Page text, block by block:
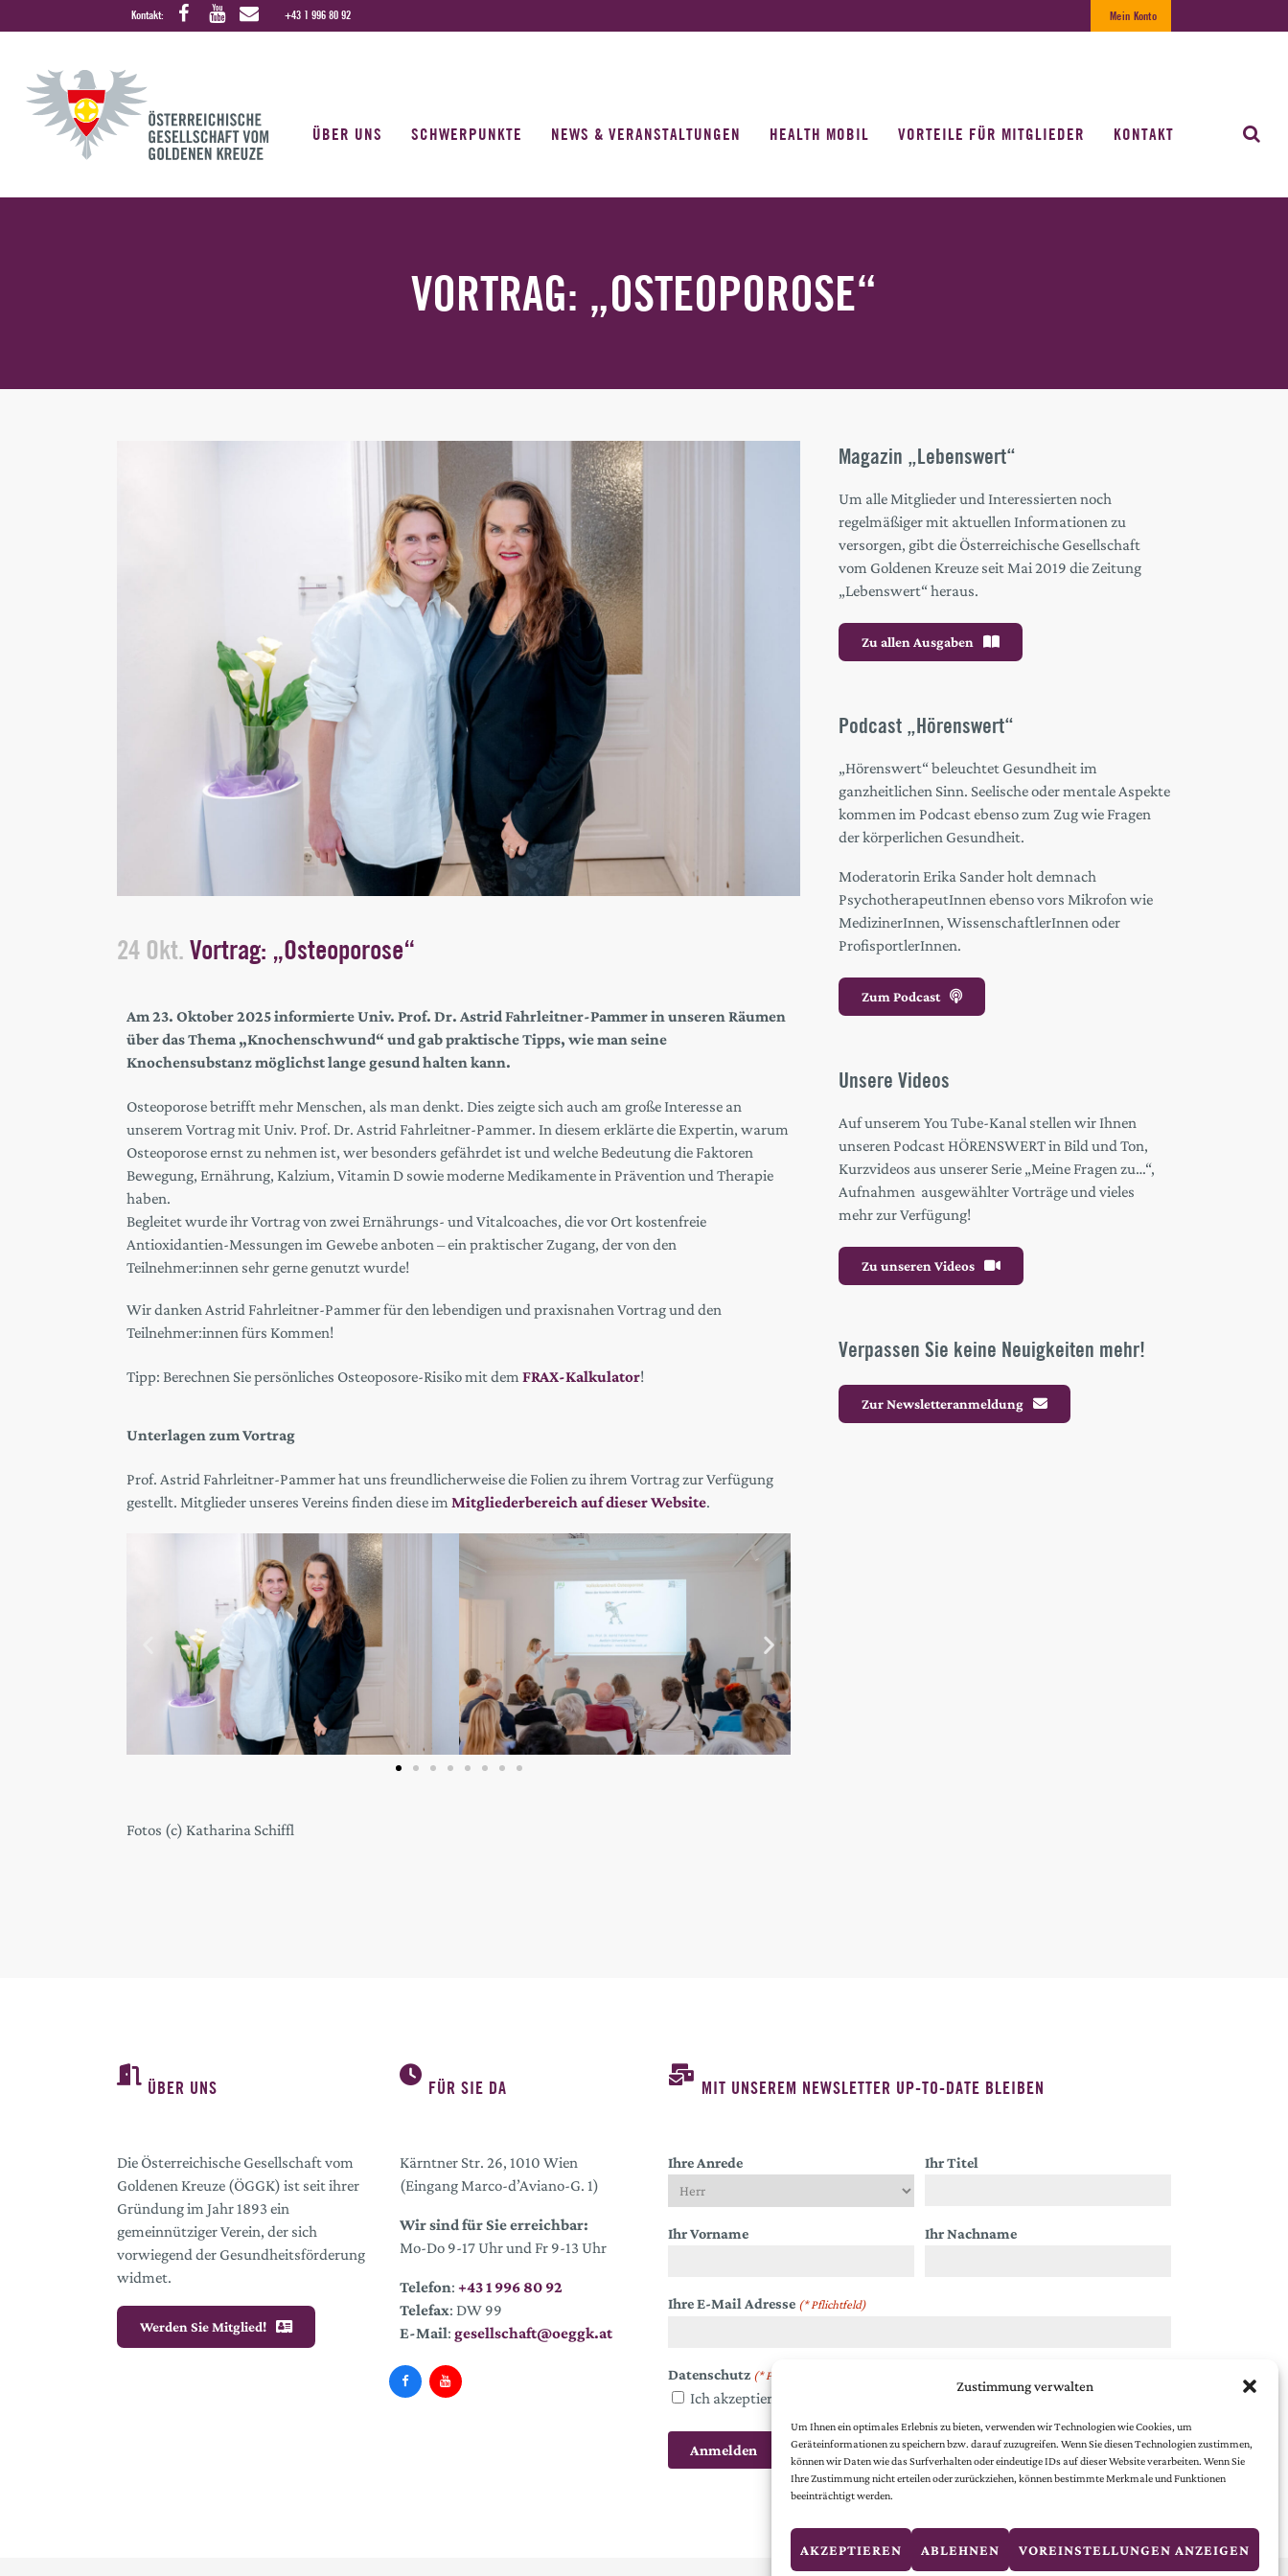
Zustimmung verwalten
Um Ihnen ein optimales Erlebnis zu bieten, verwenden wir Technologien wie Cookies, um
Geräteinformationen zu speichern bzw. darauf zuzugreifen. Wenn Sie diesen Technologien zustimmen,
können wir Daten wie das Surfverhalten oder eindeutige IDs auf dieser Website verarbeiten. Wenn Sie
Ihre Zustimmung nicht erteilen oder zurückziehen, können bestimmte Merkmale und Funktionen
beeinträchtigt werden.
AKZEPTIEREN ABLEHNEN VOREINSTELLUNGEN ANZEIGEN
Kontakt: +43 1 996 80 92 Mein Konto
ÜBER UNS SCHWERPUNKTE NEWS & VERANSTALTUNGEN HEALTH MOBIL VORTEILE FÜR MITGLIEDER KONTAKT
VORTRAG: „OSTEOPOROSE“
24 Okt. Vortrag: „Osteoporose“
Am 23. Oktober 2025 informierte Univ. Prof. Dr. Astrid Fahrleitner-Pammer in unseren Räumen
über das Thema „Knochenschwund“ und gab praktische Tipps, wie man seine
Knochensubstanz möglichst lange gesund halten kann.
Osteoporose betrifft mehr Menschen, als man denkt. Dies zeigte sich auch am große Interesse an
unserem Vortrag mit Univ. Prof. Dr. Astrid Fahrleitner-Pammer. In diesem erklärte die Expertin, warum
Osteoporose ernst zu nehmen ist, wer besonders gefährdet ist und welche Bedeutung die Faktoren
Bewegung, Ernährung, Kalzium, Vitamin D sowie moderne Medikamente in Prävention und Therapie
haben.
Begleitet wurde ihr Vortrag von zwei Ernährungs- und Vitalcoaches, die vor Ort kostenfreie
Antioxidantien-Messungen im Gewebe anboten – ein praktischer Zugang, der von den
Teilnehmer:innen sehr gerne genutzt wurde!
Wir danken Astrid Fahrleitner-Pammer für den lebendigen und praxisnahen Vortrag und den
Teilnehmer:innen fürs Kommen!
Tipp: Berechnen Sie persönliches Osteoposore-Risiko mit dem FRAX-Kalkulator!
Unterlagen zum Vortrag
Prof. Astrid Fahrleitner-Pammer hat uns freundlicherweise die Folien zu ihrem Vortrag zur Verfügung
gestellt. Mitglieder unseres Vereins finden diese im Mitgliederbereich auf dieser Website.
Fotos (c) Katharina Schiffl
Magazin „Lebenswert“
Um alle Mitglieder und Interessierten noch
regelmäßiger mit aktuellen Informationen zu
versorgen, gibt die Österreichische Gesellschaft
vom Goldenen Kreuze seit Mai 2019 die Zeitung
„Lebenswert“ heraus.
Zu allen Ausgaben
Podcast „Hörenswert“
„Hörenswert“ beleuchtet Gesundheit im
ganzheitlichen Sinn. Seelische oder mentale Aspekte
kommen im Podcast ebenso zum Zug wie Fragen
der körperlichen Gesundheit.
Moderatorin Erika Sander holt demnach
PsychotherapeutInnen ebenso vors Mikrofon wie
MedizinerInnen, WissenschaftlerInnen oder
ProfisportlerInnen.
Zum Podcast
Unsere Videos
Auf unserem You Tube-Kanal stellen wir Ihnen
unseren Podcast HÖRENSWERT in Bild und Ton,
Kurzvideos aus unserer Serie „Meine Fragen zu…“,
Aufnahmen ausgewählter Vorträge und vieles
mehr zur Verfügung!
Zu unseren Videos
Verpassen Sie keine Neuigkeiten mehr!
Zur Newsletteranmeldung
ÜBER UNS
Die Österreichische Gesellschaft vom
Goldenen Kreuze (ÖGGK) ist seit ihrer
Gründung im Jahr 1893 ein
gemeinnütziger Verein, der sich
vorwiegend der Gesundheitsförderung
widmet.
Werden Sie Mitglied!
FÜR SIE DA
Kärntner Str. 26, 1010 Wien
(Eingang Marco-d’Aviano-G. 1)
Wir sind für Sie erreichbar:
Mo-Do 9-17 Uhr und Fr 9-13 Uhr
Telefon: +43 1 996 80 92
Telefax: DW 99
E-Mail: gesellschaft@oeggk.at
MIT UNSEREM NEWSLETTER UP-TO-DATE BLEIBEN
Ihre Anrede Ihr Titel
Ihr Vorname Ihr Nachname
Ihre E-Mail Adresse (* Pflichtfeld)
Datenschutz (* Pflichtfeld)
Ich akzeptiere die